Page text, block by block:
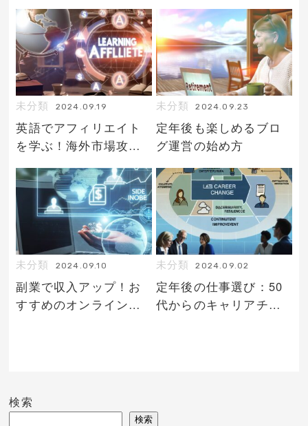
未分類 2024.09.19
英語でアフィリエイト
を学ぶ！海外市場攻略
未分類 2024.09.23
定年後も楽しめるブロ
グ運営の始め方
未分類 2024.09.10
副業で収入アップ！お
すすめのオンラインビ
未分類 2024.09.02
定年後の仕事選び：50
代からのキャリアチェ
検索
検索